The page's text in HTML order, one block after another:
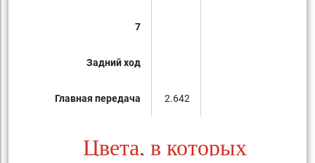
7
Задний ход
Главная передача 2.642
Цвета, в которых